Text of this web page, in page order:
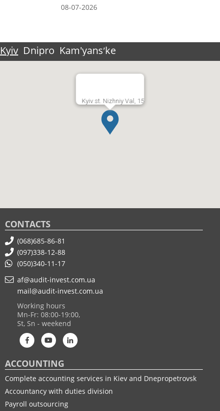
08-07-2026
Kyiv Dnipro Kam'yansʹke
Kyiv st. Nizhniy Val, 15
CONTACTS
(068)685-86-81
(097)338-12-88
(050)340-11-17
af@audit-invest.com.ua
mail@audit-invest.com.ua
Working hours
Mn-Fr: 08:00-19:00,
St, Sn - weekend
ACCOUNTING
Complete accounting services in Kiev and Dnepropetrovsk
Accountancy with duties division
Payroll outsourcing